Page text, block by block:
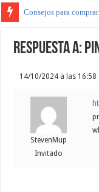
Consejos para
Respuesta a:
14/10/2024 a las 16:58
StevenMup
Invitado